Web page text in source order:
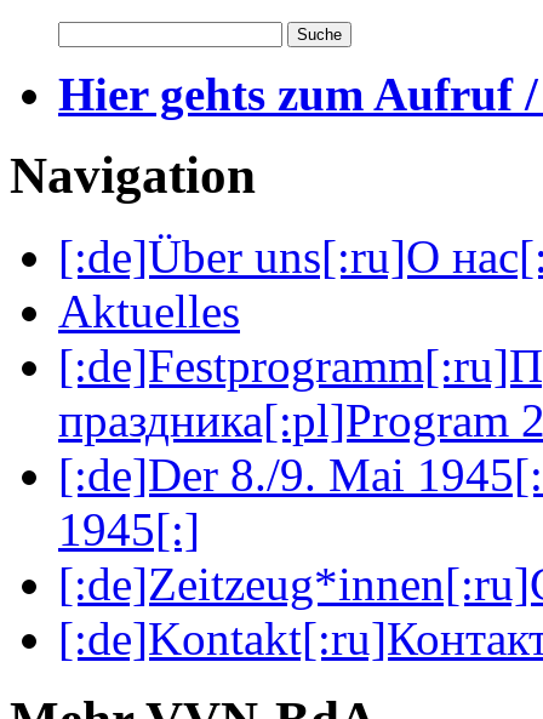
Hier gehts zum Aufruf
Navigation
[:de]Über uns[:ru]О
Aktuelles
праздника[:pl]Program
[:de]Der 8./9. Mai
1945[:]